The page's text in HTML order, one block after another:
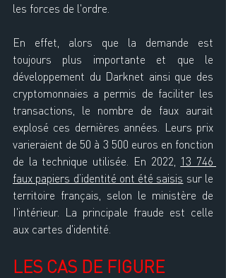
les forces de l'ordre.
En effet, alors que la demande est
toujours plus importante et que le
développement du Darknet ainsi que des
cryptomonnaies a permis de faciliter les
transactions, le nombre de faux aurait
explosé ces dernières années. Leurs prix
varieraient de 50 à 3 500 euros en fonction
de la technique utilisée. En 2022, 13 746
faux papiers d’identité ont été saisis sur le
territoire français, selon le ministère de
I'intérieur. La principale fraude est celle
aux cartes d'identité.
LES CAS DE FIGURE